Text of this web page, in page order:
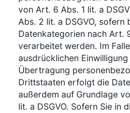
von Art. 6 Abs. 1 lit. a
Abs. 2 lit. a DSGVO, sofern
Datenkategorien nach Art.
verarbeitet werden. Im
ausdrücklichen
Übertragung
Drittstaaten erfolgt die
außerdem auf Grundlage
lit. a DSGVO. Sofern Sie in